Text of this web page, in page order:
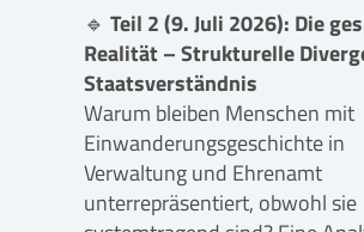
🔹Teil 2 (9. Juli 2026): Die
Realität – Strukturelle
Staatsverständnis
Warum bleiben Menschen mit
Einwanderungsgeschichte in
Verwaltung und Ehrenamt
unterrepräsentiert, obwohl sie